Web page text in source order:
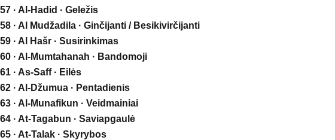
57 · Al-Hadid · Geležis
58 · Al Mudžadila · Ginčijanti / Besikivirčijanti
59 · Al Hašr · Susirinkimas
60 · Al-Mumtahanah · Bandomoji
61 · As-Saff · Eilės
62 · Al-Džumua · Pentadienis
63 · Al-Munafikun · Veidmainiai
64 · At-Tagabun · Saviapgaulė
65 · At-Talak · Skyrybos